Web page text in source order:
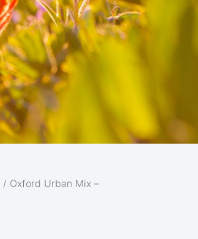
/ Oxford Urban Mix –